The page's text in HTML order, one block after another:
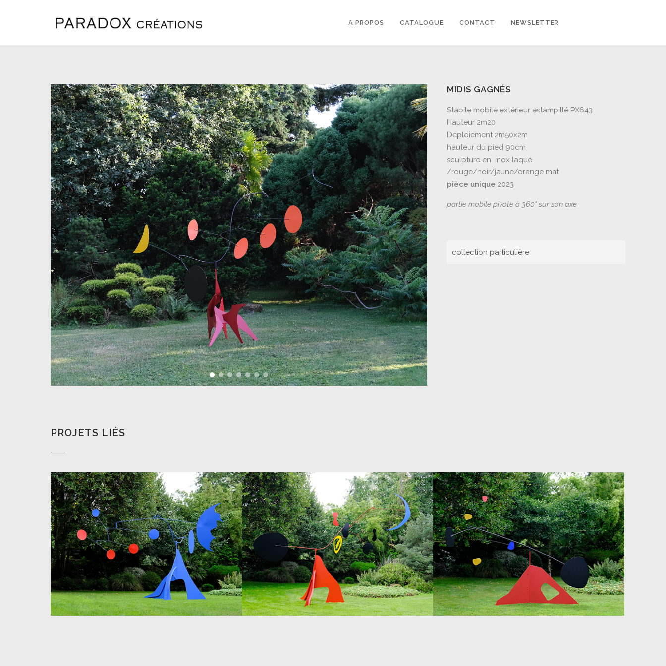
A PROPOS CATALOGUE CONTACT NEWSLETTER
MIDIS GAGNÉS
Stabile mobile extérieur estampillé PX643
Hauteur 2m20
Déploiement 2m50x2m
hauteur du pied 90cm
sculpture en inox laqué
/rouge/noir/jaune/orange mat
pièce unique 2023
partie mobile pivote à 360° sur son axe
collection particulière
PROJETS LIÉS